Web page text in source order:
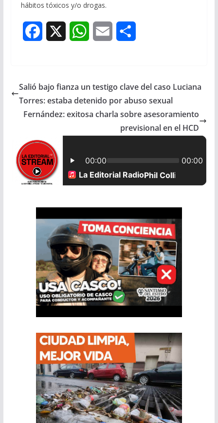
hábitos tóxicos y/o drogas.
e
b
o
k
W
t
i
l
r
Salió bajo fianza un testigo clave del caso Luciana
Torres: estaba detenido por abuso sexual
Fernández: exitosa charla sobre asesoramiento
previsional en el HCD